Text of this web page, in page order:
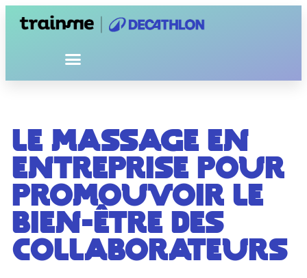
Le massage en
entreprise pour
promouvoir le
bien-être des
collaborateurs